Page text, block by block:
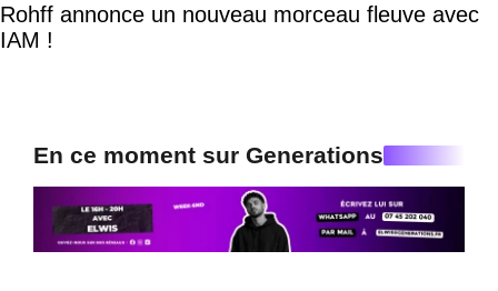
Rohff annonce un nouveau morceau fleuve avec
IAM !
En ce moment sur Generations